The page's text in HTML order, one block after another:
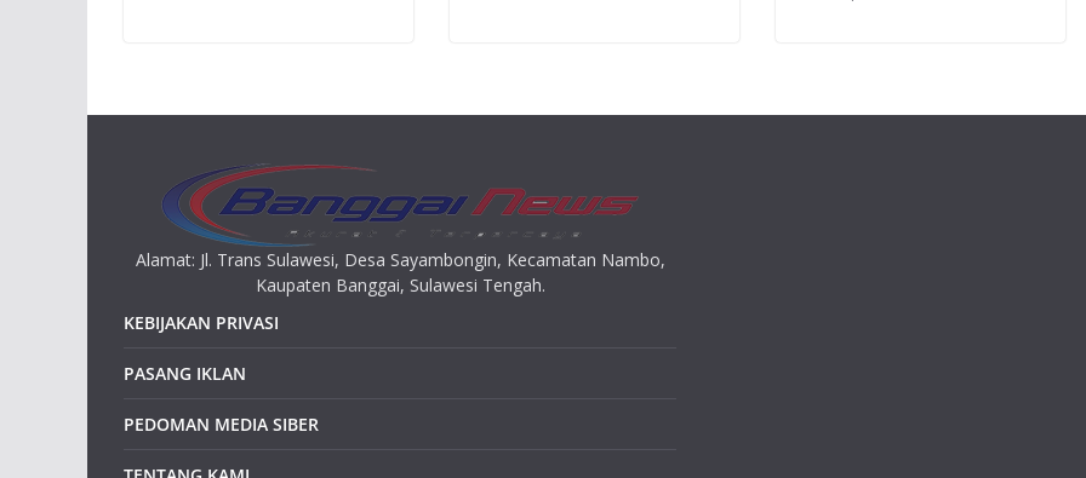
Alamat: Jl. Trans Sulawesi, Desa Sayambongin, Kecamatan Nambo,
Kaupaten Banggai, Sulawesi Tengah.
KEBIJAKAN PRIVASI
PASANG IKLAN
PEDOMAN MEDIA SIBER